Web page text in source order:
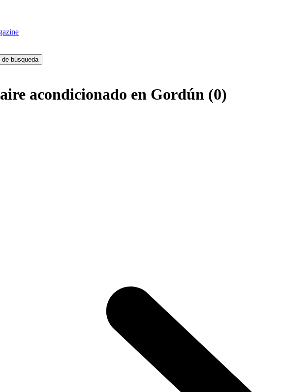
búsqueda
acondicionado en Gordún (0)